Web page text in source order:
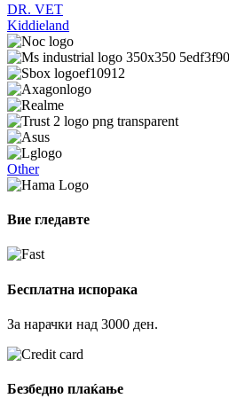
DR. VET
Kiddieland
Other
Вие гледавте
Бесплатна испорака
За нарачки над 3000 ден.
Безбедно плаќање